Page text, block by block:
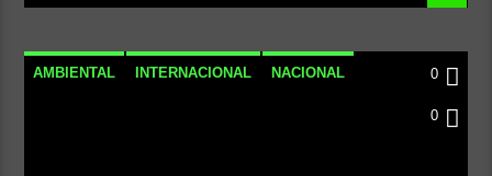
AMBIENTAL INTERNACIONAL NACIONAL 0
0